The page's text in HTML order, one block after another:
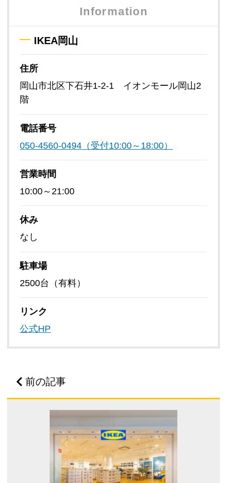
Information
IKEA岡山
住所
岡山市北区下石井1-2-1 イオンモール岡山2
階
電話番号
050-4560-0494（受付10:00～18:00）
営業時間
10:00～21:00
休み
なし
駐車場
2500台（有料）
リンク
公式HP
前の記事